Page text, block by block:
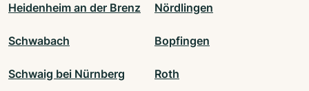
Heidenheim an der Brenz Nördlingen
Schwabach Bopfingen
Schwaig bei Nürnberg Roth